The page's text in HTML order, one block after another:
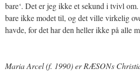
bare‘. Det er jeg ikke et sekund i tvivl
bare ikke modet til, og det ville virkelig
havde, for det har den heller ikke på alle
Maria Arcel (f. 1990) er RÆSONs